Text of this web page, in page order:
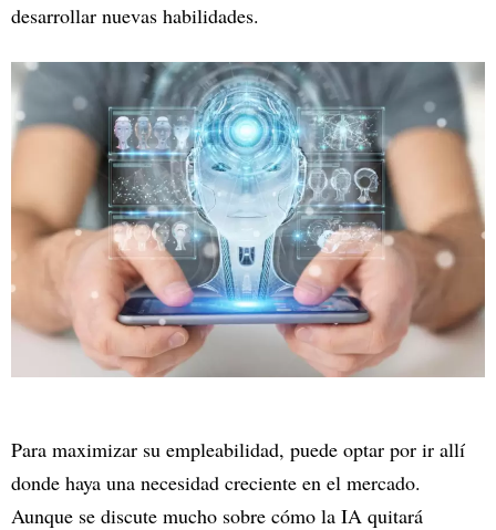
desarrollar nuevas habilidades.
Para maximizar su empleabilidad, puede optar por ir allí
donde haya una necesidad creciente en el mercado.
Aunque se discute mucho sobre cómo la IA quitará